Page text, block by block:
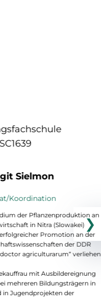
Sielmon
Koordination
der Pflanzenproduktion an
in Nitra (Slowakei)
Promotion an der
der DDR
agriculturarum“ verliehen
mit Ausbildereignung
mehreren Bildungsträgern in
in Jugendprojekten der